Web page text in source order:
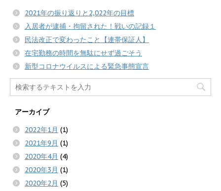
2021年の振り返りと2,022年の目標
入居者が逮捕・拘留された！戦いの記録１
民法改正で変わったこと【連帯保証人】
在宅勤務の時間を無駄にせず過ごそう
新型コロナウイルスによる緊急事態宣言
アーカイブ
2022年1月 (1)
2021年9月 (1)
2020年4月 (4)
2020年3月 (1)
2020年2月 (5)